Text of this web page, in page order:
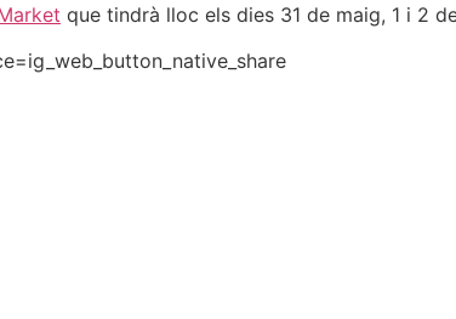
que tindrà lloc els dies 31 de maig, 1 i 2